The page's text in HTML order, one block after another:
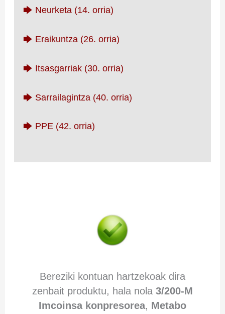
🡆 Neurketa (14. orria)
🡆 Eraikuntza (26. orria)
🡆 Itsasgarriak (30. orria)
🡆 Sarrailagintza (40. orria)
🡆 PPE (42. orria)
Bereziki kontuan hartzekoak dira
zenbait produktu, hala nola 3/200-M
Imcoinsa konpresorea, Metabo